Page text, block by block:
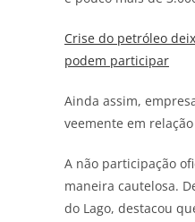
Crise do petróleo
podem participar
Ainda assim,
veemente em
A não participação
maneira cautelosa.
do Lago, destacou